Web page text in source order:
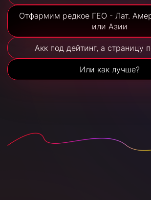
Отфармим редкое ГЕО - Лат.
или Азии
Акк под дейтинг, а страницу
Или как лучше?